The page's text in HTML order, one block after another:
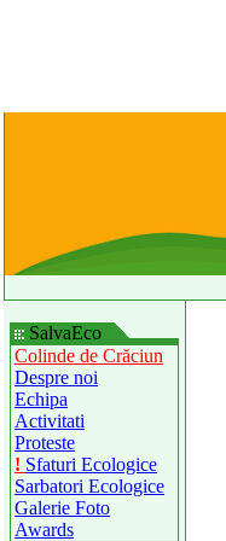
SalvaEco
Colinde de Crăciun
Despre noi
Echipa
Activitati
Proteste
! Sfaturi Ecologice
Sarbatori Ecologice
Galerie Foto
Awards